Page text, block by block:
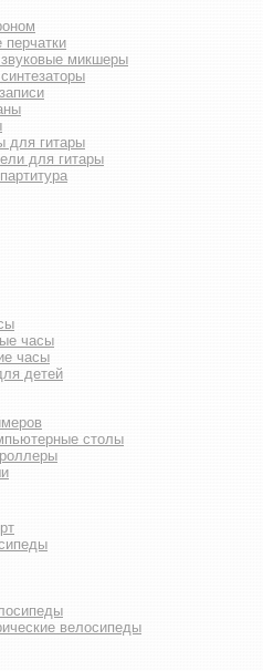
микшеры
для гитары
для гитары
часы
часы
детей
столы
велосипеды